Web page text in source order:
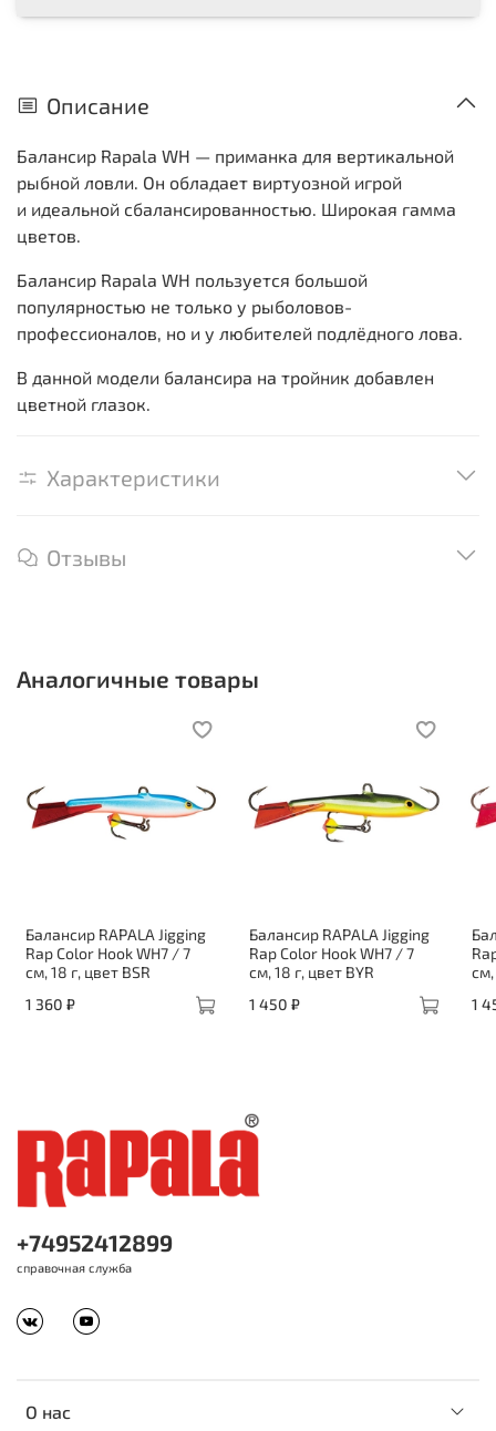
Описание
Балансир Rapala WH — приманка для вертикальной
рыбной ловли. Он обладает виртуозной игрой
и идеальной сбалансированностью. Широкая гамма
цветов.
Балансир Rapala WH пользуется большой
популярностью не только у рыболовов-
профессионалов, но и у любителей подлёдного лова.
В данной модели балансира на тройник добавлен
цветной глазок.
Характеристики
Отзывы
Аналогичные товары
Балансир RAPALA Jigging
Rap Color Hook WH7 / 7
см, 18 г, цвет BSR
1 360 ₽
Балансир RAPALA Jigging
Rap Color Hook WH7 / 7
см, 18 г, цвет BYR
1 450 ₽
см,
1
О нас
+74952412899
справочная служба